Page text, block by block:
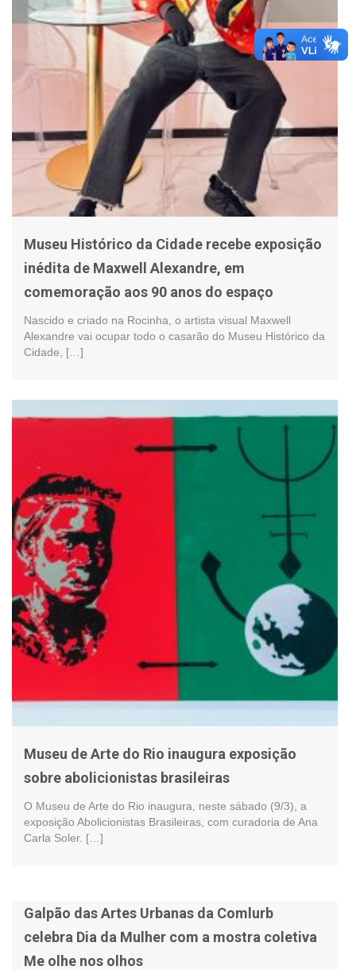
Museu Histórico da Cidade recebe exposição
inédita de Maxwell Alexandre, em
comemoração aos 90 anos do espaço
Nascido e criado na Rocinha, o artista visual Maxwell
Alexandre vai ocupar todo o casarão do Museu Histórico da
Cidade, […]
Museu de Arte do Rio inaugura exposição
sobre abolicionistas brasileiras
O Museu de Arte do Rio inaugura, neste sábado (9/3), a
exposição Abolicionistas Brasileiras, com curadoria de Ana
Carla Soler. […]
Galpão das Artes Urbanas da Comlurb
celebra Dia da Mulher com a mostra coletiva
Me olhe nos olhos